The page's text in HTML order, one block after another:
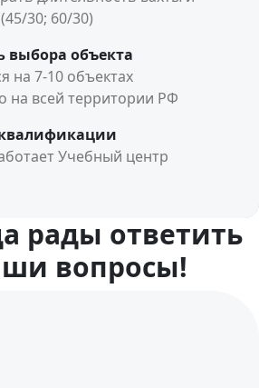
30; 60/30)
выбора объекта
на 7-10 объектах
на всей территории РФ
Учебный центр
рады ответить
вопросы!